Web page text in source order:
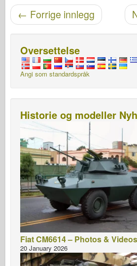
Etter navigasjon
← Forrige innlegg
Oversettelse
Angi som standardspråk
Historie og modeller
Fiat CM6614 – Photos & Videos
20 January 2026